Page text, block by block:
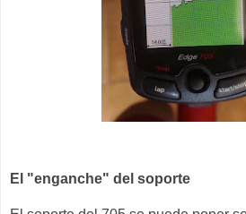
El "enganche" del soporte